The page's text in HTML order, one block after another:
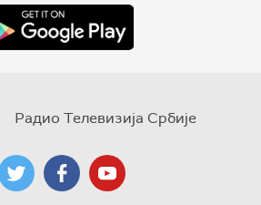
Радио Телевизија Србије